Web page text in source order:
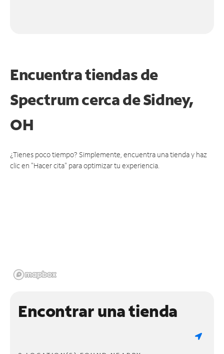
Encuentra tiendas de
Spectrum cerca deSidney,
OH
¿Tienes poco tiempo? Simplemente, encuentra una tienda y haz
clic en "Hacer cita" para optimizar tu experiencia.
Encontrar una tienda